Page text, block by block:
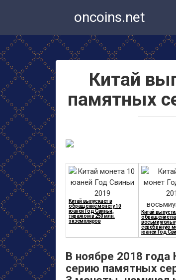
oncoins.net
Китай
памятных
Китай выпускает в
обращение монету 10
юаней Год Свиньи,
тиражом в 250 млн.
экземпляров
Китай
обращение
серебряную
юаней Год
В ноябре 2018
серию памятных